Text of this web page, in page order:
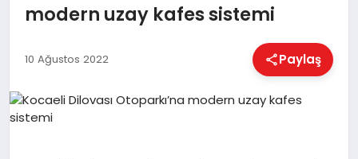
DÜNYA
modern uzay kafes sistemi
10 Ağustos 2022 Paylaş